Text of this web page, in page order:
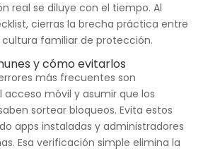
real se diluye con el tiempo. Al
cierras la brecha práctica entre
familiar de protección.
y cómo evitarlos
más frecuentes son
acceso móvil y asumir que los
sortear bloqueos. Evita estos
apps instaladas y administradores
Esa verificación simple elimina la